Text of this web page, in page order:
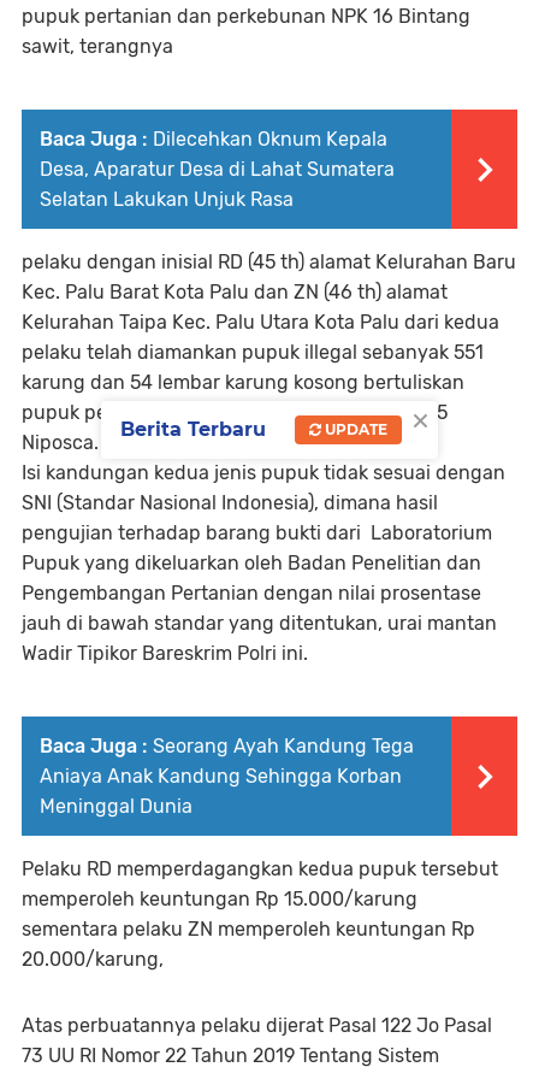
pupuk pertanian dan perkebunan NPK 16 Bintang
sawit, terangnya
Baca Juga : Dilecehkan Oknum Kepala
Desa, Aparatur Desa di Lahat Sumatera
Selatan Lakukan Unjuk Rasa
pelaku dengan inisial RD (45 th) alamat Kelurahan Baru
Kec. Palu Barat Kota Palu dan ZN (46 th) alamat
Kelurahan Taipa Kec. Palu Utara Kota Palu dari kedua
pelaku telah diamankan pupuk illegal sebanyak 551
karung dan 54 lembar karung kosong bertuliskan
pupuk pertanian dan perkebunan NPK 15-15-15
Niposca.
Isi kandungan kedua jenis pupuk tidak sesuai dengan
SNI (Standar Nasional Indonesia), dimana hasil
pengujian terhadap barang bukti dari Laboratorium
Pupuk yang dikeluarkan oleh Badan Penelitian dan
Pengembangan Pertanian dengan nilai prosentase
jauh di bawah standar yang ditentukan, urai mantan
Wadir Tipikor Bareskrim Polri ini.
Baca Juga : Seorang Ayah Kandung Tega
Aniaya Anak Kandung Sehingga Korban
Meninggal Dunia
Pelaku RD memperdagangkan kedua pupuk tersebut
memperoleh keuntungan Rp 15.000/karung
sementara pelaku ZN memperoleh keuntungan Rp
20.000/karung,
Atas perbuatannya pelaku dijerat Pasal 122 Jo Pasal
73 UU RI Nomor 22 Tahun 2019 Tentang Sistem
×
Berita Terbaru UPDATE